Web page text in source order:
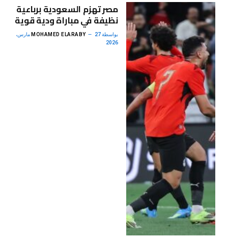
مصر تهزم السعودية برباعية
نظيفة في مباراة ودية قوية
بواسطة MOHAMED ELARABY 27 مارس،
2026